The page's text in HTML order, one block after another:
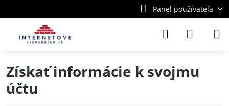
Panel používateľa
Získať informácie k svojmu
účtu